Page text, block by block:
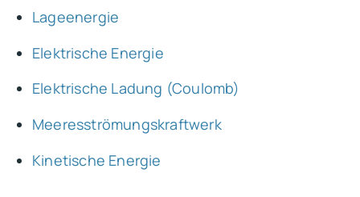
Lageenergie
Elektrische Energie
Elektrische Ladung (Coulomb)
Meeresströmungskraftwerk
Kinetische Energie